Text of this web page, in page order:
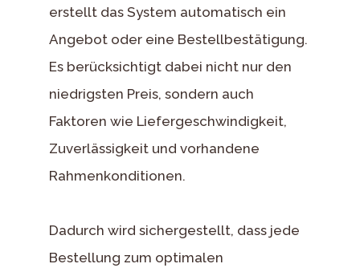
erstellt das System automatisch ein
Angebot oder eine Bestellbestätigung.
Es berücksichtigt dabei nicht nur den
niedrigsten Preis, sondern auch
Faktoren wie Liefergeschwindigkeit,
Zuverlässigkeit und vorhandene
Rahmenkonditionen.
Dadurch wird sichergestellt, dass jede
Bestellung zum optimalen